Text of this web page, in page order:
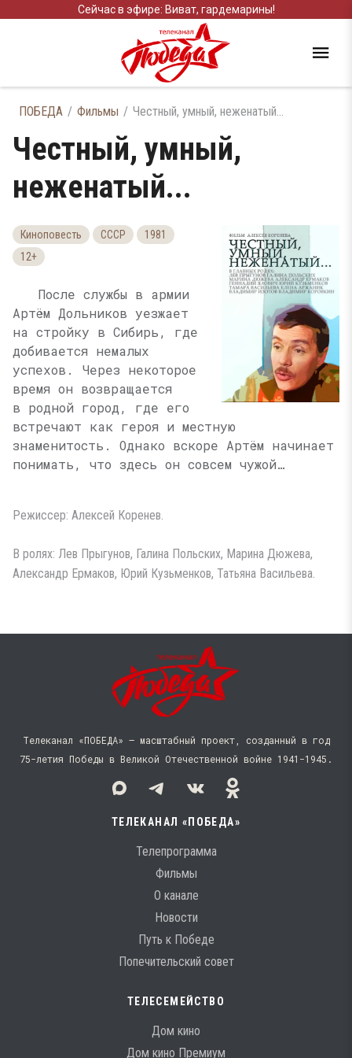
Сейчас в эфире: Виват, гардемарины!
ПОБЕДА Фильмы Честный, умный, неженатый...
Честный, умный,
неженатый...
Киноповесть СССР
1981
12+
После службы в армии
Артём Дольников уезжает
на стройку в Сибирь, где
добивается немалых
успехов. Через некоторое
время он возвращается
в родной город, где его
встречают как героя и местную
знаменитость. Однако вскоре Артём начинает
понимать, что здесь он совсем чужой…
Режиссер: Алексей Коренев.
В ролях: Лев Прыгунов, Галина Польских, Марина Дюжева,
Александр Ермаков, Юрий Кузьменков, Татьяна Васильева.
Телеканал «ПОБЕДА» — масштабный проект, созданный в год
75-летия Победы в Великой Отечественной войне 1941−1945.
ТЕЛЕКАНАЛ «ПОБЕДА»
Телепрограмма
Фильмы
О канале
Новости
Путь к Победе
Попечительский совет
ТЕЛЕСЕМЕЙСТВО
Дом кино
Дом кино Премиум